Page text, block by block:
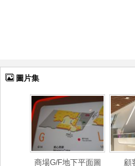
圖片集
商場G/F地下平面圖 顧